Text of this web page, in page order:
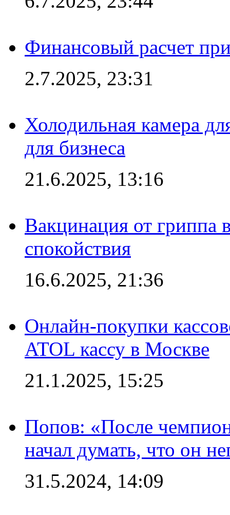
Финансовый расчет
2.7.2025, 23:31
Холодильная камера
для бизнеса
21.6.2025, 13:16
Вакцинация от гриппа
спокойствия
16.6.2025, 21:36
Онлайн-покупки
ATOL кассу в Москве
21.1.2025, 15:25
Попов: «После
начал думать, что он
31.5.2024, 14:09